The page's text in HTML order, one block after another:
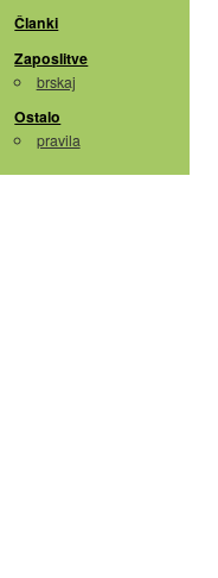
Članki
Zaposlitve
brskaj
Ostalo
pravila